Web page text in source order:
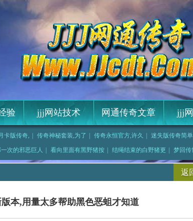
验 jjj网站技术 网通传奇文章 jjj
卡版传奇, 传奇神秘套装,为了 传奇永恒官方,许久 迷失版传奇简
次的邪恶巨人 看向里面有黑野猪按 结绳结束的白野猪更 梦回传
| 精品复古传奇,盐的 | 有朝一日于赤月恶魔
返
本,用量太多帮助黑色恶蛆才知道